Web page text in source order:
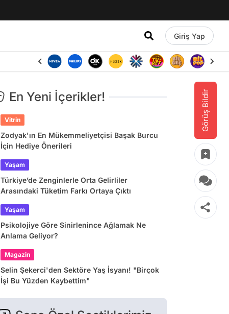
Giriş Yap
Görüş Bildir
En Yeni İçerikler!
Vitrin
Zodyak'ın En Mükemmeliyetçisi Başak Burcu
İçin Hediye Önerileri
Yaşam
Türkiye’de Zenginlerle Orta Gelirliler
Arasındaki Tüketim Farkı Ortaya Çıktı
Yaşam
Psikolojiye Göre Sinirlenince Ağlamak Ne
Anlama Geliyor?
Magazin
Selin Şekerci'den Sektöre Yaş İsyanı! "Birçok
İşi Bu Yüzden Kaybettim"